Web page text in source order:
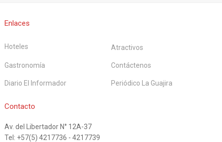
Enlaces
Hoteles Atractivos
Gastronomía Contáctenos
Diario El Informador Periódico La Guajira
Contacto
Av. del Libertador N° 12A-37
Tel: +57(5) 4217736 - 4217739